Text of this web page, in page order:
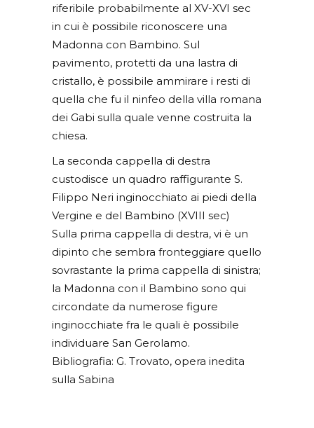
riferibile probabilmente al XV-XVI sec
in cui è possibile riconoscere una
Madonna con Bambino. Sul
pavimento, protetti da una lastra di
cristallo, è possibile ammirare i resti di
quella che fu il ninfeo della villa romana
dei Gabi sulla quale venne costruita la
chiesa.
La seconda cappella di destra
custodisce un quadro raffigurante S.
Filippo Neri inginocchiato ai piedi della
Vergine e del Bambino (XVIII sec)
Sulla prima cappella di destra, vi è un
dipinto che sembra fronteggiare quello
sovrastante la prima cappella di sinistra;
la Madonna con il Bambino sono qui
circondate da numerose figure
inginocchiate fra le quali è possibile
individuare San Gerolamo.
Bibliografia: G. Trovato, opera inedita
sulla Sabina